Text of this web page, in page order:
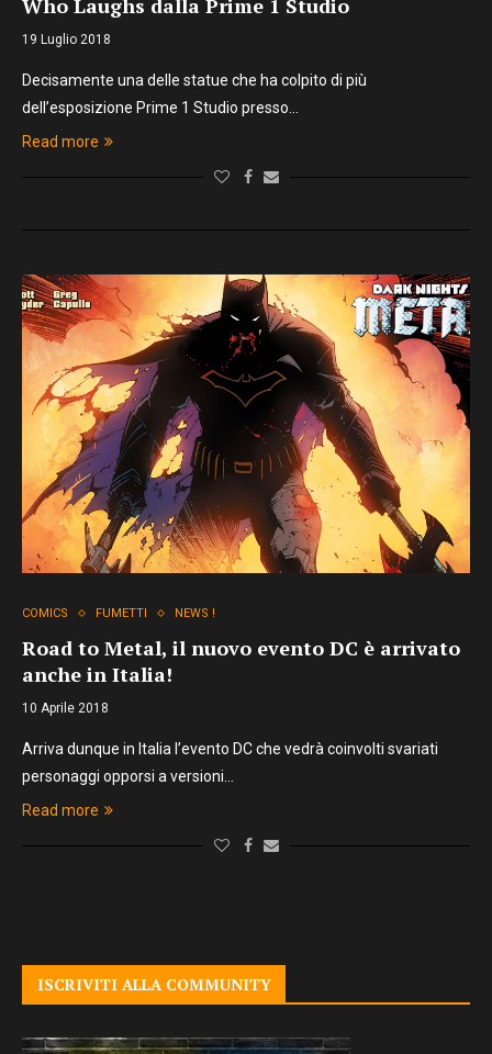
Who Laughs dalla Prime 1 Studio
19 Luglio 2018
Decisamente una delle statue che ha colpito di più
dell’esposizione Prime 1 Studio presso…
Read more
COMICS FUMETTI NEWS !
Road to Metal, il nuovo evento DC è arrivato
anche in Italia!
10 Aprile 2018
Arriva dunque in Italia l’evento DC che vedrà coinvolti svariati
personaggi opporsi a versioni…
Read more
ISCRIVITI ALLA COMMUNITY